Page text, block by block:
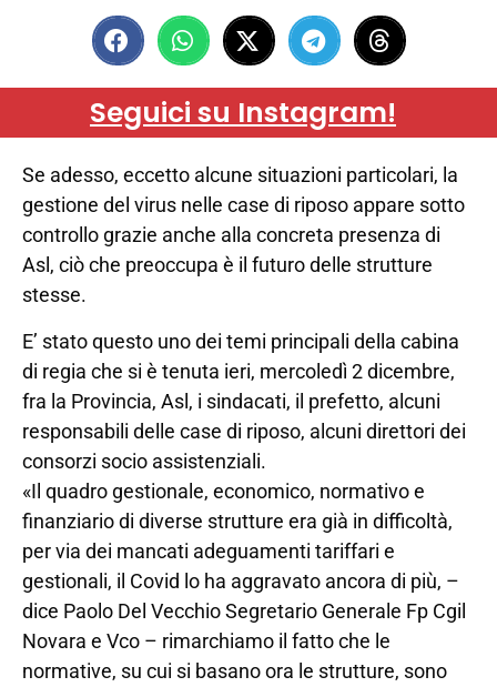
Seguici su Instagram!
Se adesso, eccetto alcune situazioni particolari, la
gestione del virus nelle case di riposo appare sotto
controllo grazie anche alla concreta presenza di
Asl, ciò che preoccupa è il futuro delle strutture
stesse.
E’ stato questo uno dei temi principali della cabina
di regia che si è tenuta ieri, mercoledì 2 dicembre,
fra la Provincia, Asl, i sindacati, il prefetto, alcuni
responsabili delle case di riposo, alcuni direttori dei
consorzi socio assistenziali.
«Il quadro gestionale, economico, normativo e
finanziario di diverse strutture era già in difficoltà,
per via dei mancati adeguamenti tariffari e
gestionali, il Covid lo ha aggravato ancora di più, –
dice Paolo Del Vecchio Segretario Generale Fp Cgil
Novara e Vco – rimarchiamo il fatto che le
normative, su cui si basano ora le strutture, sono